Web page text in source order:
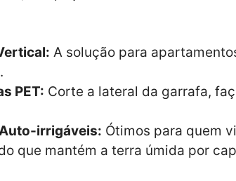
A solução para
PET: Corte a lateral da garrafa,
irrigáveis: Ótimos para quem
que mantém a terra úmida por